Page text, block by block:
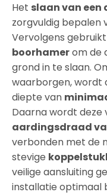
Het slaan van een
zorgvuldig bepalen
Vervolgens
boorhamerom de
grond in te slaan.
waarborgen, wordt
diepte van
Daarna wordt deze
aardingsdraad
verbonden met de
stevige
veilige aansluiting
installatie optimaal